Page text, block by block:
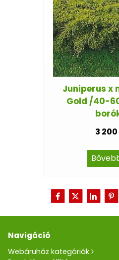
Juniperus x
Gold /40-
3
Navigáció
Webáruház kategóriák